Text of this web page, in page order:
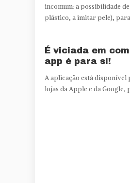
incomum: a possibilidade
plástico, a imitar pele),
É viciada em
app é para si!
A aplicação está
lojas da Apple e da Google,